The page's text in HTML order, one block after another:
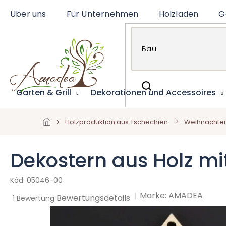
InhaltÜber uns Für Unternehmen Holzladen
Garten & Grill Dekorationen und Accessoires
Holzproduktion aus Tschechien
Dekostern aus Holz
05046-00
Die
durchschnittliche
1 Bewertung Bewertungsdetails Marke:AMADEA